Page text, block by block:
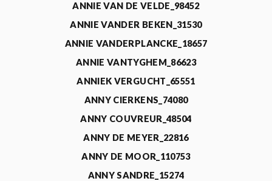
ANNIE VAN DE VELDE_98452
ANNIE VANDER BEKEN_31530
ANNIE VANDERPLANCKE_18657
ANNIE VANTYGHEM_86623
ANNIEK VERGUCHT_65551
ANNY CIERKENS_74080
ANNY COUVREUR_48504
ANNY DE MEYER_22816
ANNY DE MOOR_110753
ANNY SANDRE_15274